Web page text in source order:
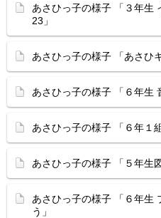
あさひっ子の様子 「３年生
23」
あさひっ子の様子 「あさひ
あさひっ子の様子 「６年生
あさひっ子の様子 「６年１
あさひっ子の様子 「５年生
あさひっ子の様子 「６年生
う」